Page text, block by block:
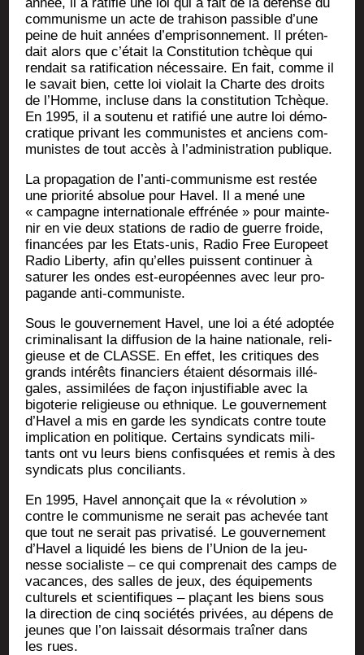
com­mu­nisme un acte de tra­hi­son pas­sible d’une
peine de huit années d’emprisonnement. Il pré­ten­
dait alors que c’était la Consti­tu­tion tchèque qui
ren­dait sa rati­fi­ca­tion néces­saire. En fait, comme il
le savait bien, cette loi vio­lait la Charte des droits
de l’Homme, incluse dans la consti­tu­tion Tchèque.
En 1995, il a sou­te­nu et rati­fié une autre loi démo­
cra­tique pri­vant les com­mu­nistes et anciens com­
mu­nistes de tout accès à l’administration publique.
La pro­pa­ga­tion de l’anti-communisme est res­tée
une prio­ri­té abso­lue pour Havel. Il a mené une
« cam­pagne inter­na­tio­nale effré­née » pour main­te­
nir en vie deux sta­tions de radio de guerre froide,
finan­cées par les Etats-unis, Radio Free Euro­peet
Radio Liber­ty, afin qu’elles puissent conti­nuer à
satu­rer les ondes est-euro­péennes avec leur pro­
pa­gande anti-communiste.
Sous le gou­ver­ne­ment Havel, une loi a été adop­tée
cri­mi­na­li­sant la dif­fu­sion de la haine natio­nale, reli­
gieuse et de CLASSE. En effet, les cri­tiques des
grands inté­rêts finan­ciers étaient désor­mais illé­
gales, assi­mi­lées de façon injus­ti­fiable avec la
bigo­te­rie reli­gieuse ou eth­nique. Le gou­ver­ne­ment
d’Havel a mis en garde les syn­di­cats contre toute
impli­ca­tion en poli­tique. Cer­tains syn­di­cats mili­
tants ont vu leurs biens confis­quées et remis à des
syn­di­cats plus conciliants.
En 1995, Havel annon­çait que la « révo­lu­tion »
contre le com­mu­nisme ne serait pas ache­vée tant
que tout ne serait pas pri­va­ti­sé. Le gou­ver­ne­ment
d’Havel a liqui­dé les biens de l’Union de la jeu­
nesse socia­liste – ce qui com­pre­nait des camps de
vacances, des salles de jeux, des équi­pe­ments
cultu­rels et scien­ti­fiques – pla­çant les biens sous
la direc­tion de cinq socié­tés pri­vées, au dépens de
jeunes que l’on lais­sait désor­mais traî­ner dans
les rues.